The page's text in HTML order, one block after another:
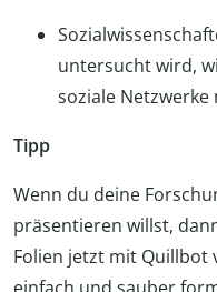
untersucht wird,
soziale
Tipp
Wenn du deine
präsentieren willst,
Folien jetzt mit Quillbot